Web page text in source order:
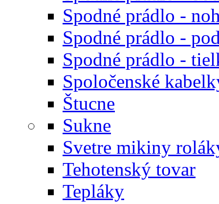
Spodné prádlo -
Spodné prádlo -
Spodné prádlo -
Spoločenské
Štucne
Sukne
Svetre mikiny
Tehotenský tovar
Tepláky